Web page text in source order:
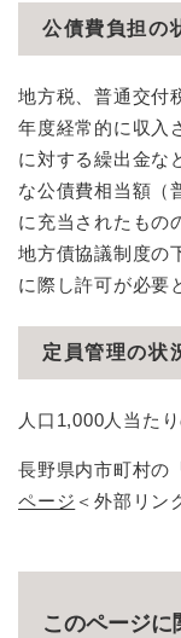
公債費負担の
地方税、普通交付
年度経常的に収入
に対する繰出金な
な公債費相当額（
に充当されたもの
地方債協議制度の
に際し許可が必要
定員管理の状
人口1,000人当た
長野県内市町村の
ページ ＜外部リン
このページに